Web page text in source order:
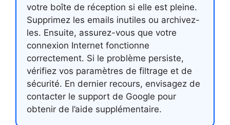
votre boîte de réception si elle est pleine.
Supprimez les emails inutiles ou archivez-
les. Ensuite, assurez-vous que votre
connexion Internet fonctionne
correctement. Si le problème persiste,
vérifiez vos paramètres de filtrage et de
sécurité. En dernier recours, envisagez de
contacter le support de Google pour
obtenir de l’aide supplémentaire.